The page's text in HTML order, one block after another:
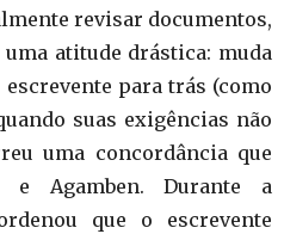
revisar documentos,
atitude drástica: muda
para trás (como
suas exigências não
uma concordância que
e Agamben. Durante a
que o escrevente